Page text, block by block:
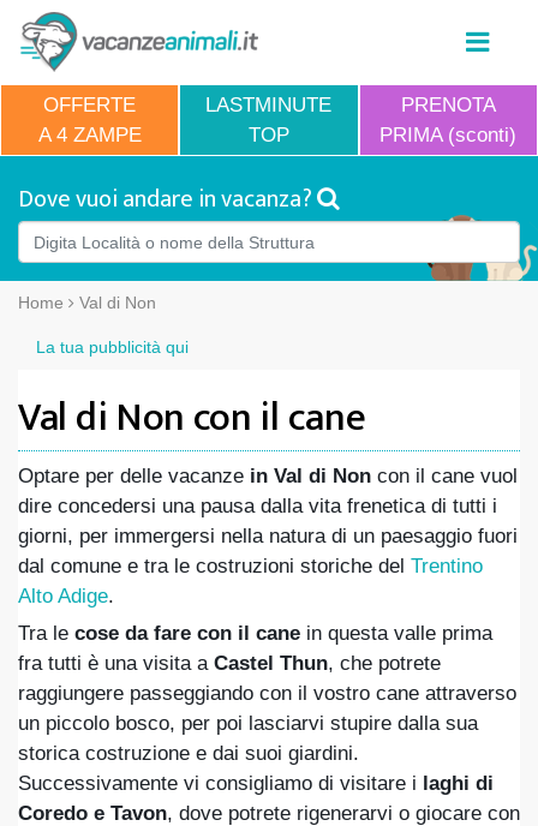
OFFERTE
A 4 ZAMPE
LASTMINUTE
TOP
PRENOTA
PRIMA (sconti)
Dove vuoi andare in vacanza?
Home Val di Non
La tua pubblicità qui
Val di Non con il cane
Optare per delle vacanze in Val di Non con il cane vuol
dire concedersi una pausa dalla vita frenetica di tutti i
giorni, per immergersi nella natura di un paesaggio fuori
dal comune e tra le costruzioni storiche del Trentino
Alto Adige.
Tra le cose da fare con il cane in questa valle prima
fra tutti è una visita a Castel Thun, che potrete
raggiungere passeggiando con il vostro cane attraverso
un piccolo bosco, per poi lasciarvi stupire dalla sua
storica costruzione e dai suoi giardini.
Successivamente vi consigliamo di visitare i laghi di
Coredo e Tavon, dove potrete rigenerarvi o giocare con